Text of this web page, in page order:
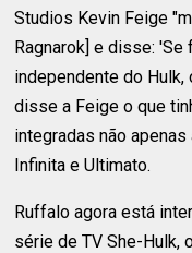
Studios Kevin Feige
Ragnarok] e disse:
independente do
disse a Feige o que
integradas não apenas
Infinita e Ultimato.
Ruffalo agora está
série de TV She-Hulk,